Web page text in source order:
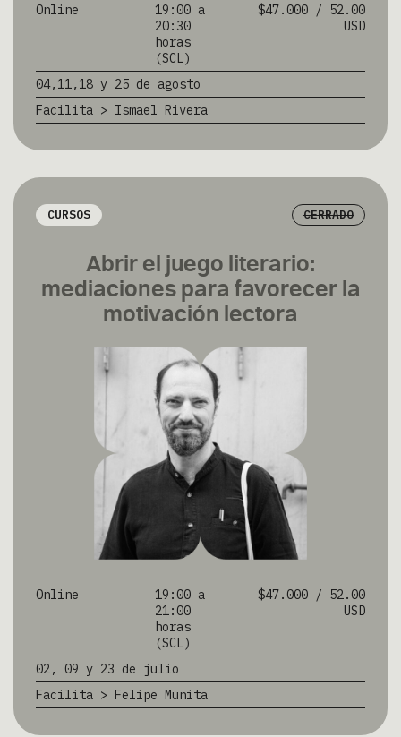
Online
19:00 a
20:30
horas
(SCL)
$47.000 / 52.00
USD
04,11,18 y 25 de agosto
Facilita > Ismael Rivera
CURSOS CERRADO
Abrir el juego literario:
mediaciones para favorecer la
motivación lectora
Online
19:00 a
21:00
horas
(SCL)
$47.000 / 52.00
USD
02, 09 y 23 de julio
Facilita > Felipe Munita